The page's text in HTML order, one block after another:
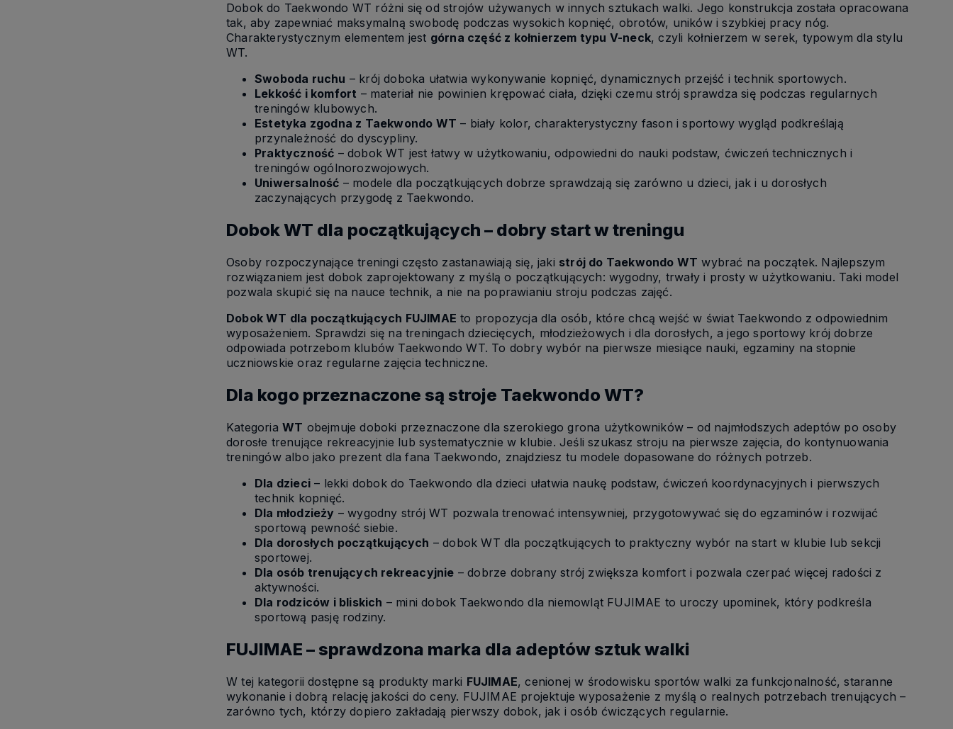
Dobok do Taekwondo WT różni się od strojów używanych w innych sztukach walki. Jego konstrukcja została opracowana
tak, aby zapewniać maksymalną swobodę podczas wysokich kopnięć, obrotów, uników i szybkiej pracy nóg.
Charakterystycznym elementem jest górna część z kołnierzem typu V-neck, czyli kołnierzem w serek, typowym dla stylu
WT.
Swoboda ruchu – krój doboka ułatwia wykonywanie kopnięć, dynamicznych przejść i technik sportowych.
Lekkość i komfort – materiał nie powinien krępować ciała, dzięki czemu strój sprawdza się podczas regularnych
treningów klubowych.
Estetyka zgodna z Taekwondo WT – biały kolor, charakterystyczny fason i sportowy wygląd podkreślają
przynależność do dyscypliny.
Praktyczność – dobok WT jest łatwy w użytkowaniu, odpowiedni do nauki podstaw, ćwiczeń technicznych i
treningów ogólnorozwojowych.
Uniwersalność – modele dla początkujących dobrze sprawdzają się zarówno u dzieci, jak i u dorosłych
zaczynających przygodę z Taekwondo.
Dobok WT dla początkujących – dobry start w treningu
Osoby rozpoczynające treningi często zastanawiają się, jaki strój do Taekwondo WT wybrać na początek. Najlepszym
rozwiązaniem jest dobok zaprojektowany z myślą o początkujących: wygodny, trwały i prosty w użytkowaniu. Taki model
pozwala skupić się na nauce technik, a nie na poprawianiu stroju podczas zajęć.
Dobok WT dla początkujących FUJIMAE to propozycja dla osób, które chcą wejść w świat Taekwondo z odpowiednim
wyposażeniem. Sprawdzi się na treningach dziecięcych, młodzieżowych i dla dorosłych, a jego sportowy krój dobrze
odpowiada potrzebom klubów Taekwondo WT. To dobry wybór na pierwsze miesiące nauki, egzaminy na stopnie
uczniowskie oraz regularne zajęcia techniczne.
Dla kogo przeznaczone są stroje Taekwondo WT?
Kategoria WT obejmuje doboki przeznaczone dla szerokiego grona użytkowników – od najmłodszych adeptów po osoby
dorosłe trenujące rekreacyjnie lub systematycznie w klubie. Jeśli szukasz stroju na pierwsze zajęcia, do kontynuowania
treningów albo jako prezent dla fana Taekwondo, znajdziesz tu modele dopasowane do różnych potrzeb.
Dla dzieci – lekki dobok do Taekwondo dla dzieci ułatwia naukę podstaw, ćwiczeń koordynacyjnych i pierwszych
technik kopnięć.
Dla młodzieży – wygodny strój WT pozwala trenować intensywniej, przygotowywać się do egzaminów i rozwijać
sportową pewność siebie.
Dla dorosłych początkujących – dobok WT dla początkujących to praktyczny wybór na start w klubie lub sekcji
sportowej.
Dla osób trenujących rekreacyjnie – dobrze dobrany strój zwiększa komfort i pozwala czerpać więcej radości z
aktywności.
Dla rodziców i bliskich – mini dobok Taekwondo dla niemowląt FUJIMAE to uroczy upominek, który podkreśla
sportową pasję rodziny.
FUJIMAE – sprawdzona marka dla adeptów sztuk walki
W tej kategorii dostępne są produkty marki FUJIMAE, cenionej w środowisku sportów walki za funkcjonalność, staranne
wykonanie i dobrą relację jakości do ceny. FUJIMAE projektuje wyposażenie z myślą o realnych potrzebach trenujących –
zarówno tych, którzy dopiero zakładają pierwszy dobok, jak i osób ćwiczących regularnie.